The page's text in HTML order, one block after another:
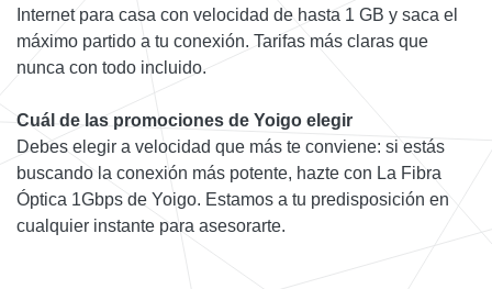
Internet para casa con velocidad de hasta 1 GB y saca el
máximo partido a tu conexión. Tarifas más claras que
nunca con todo incluido.
Cuál de las promociones de Yoigo elegir
Debes elegir a velocidad que más te conviene: si estás
buscando la conexión más potente, hazte con La Fibra
Óptica 1Gbps de Yoigo. Estamos a tu predisposición en
cualquier instante para asesorarte.